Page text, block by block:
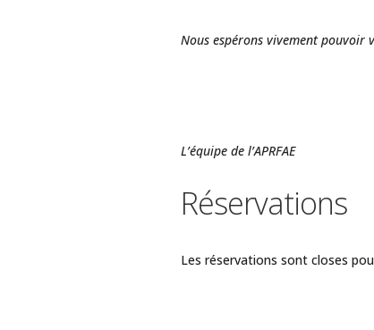
Nous espérons vivement pouvoir
L’équipe de l’APRFAE
Réservations
Les réservations sont closes